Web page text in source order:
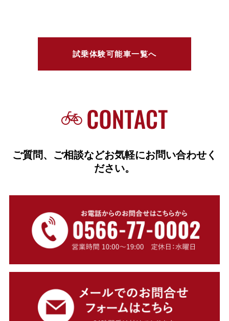
試乗体験可能車一覧へ
ご質問、ご相談などお気軽にお問い合わせく
ださい。